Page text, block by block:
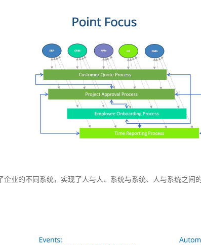
企业的不同系统，实现了人与人、系统与系统、人与系统之间的